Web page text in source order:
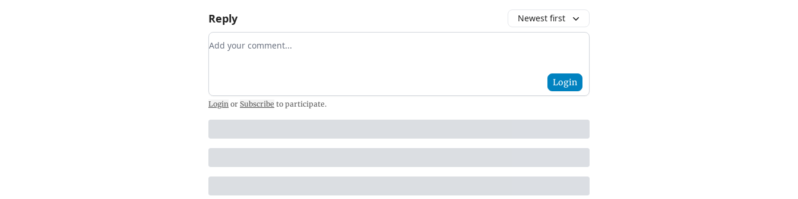
Reply Newest first
Add your comment
Login
Login or Subscribe to participate.